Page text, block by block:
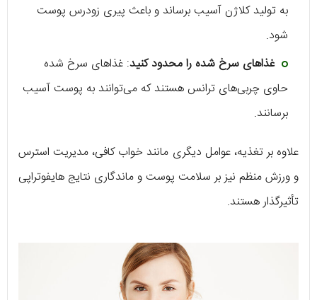
به تولید کلاژن آسیب برساند و باعث پیری زودرس پوست
شود.
غذاهای سرخ شده را محدود کنید: غذاهای سرخ شده
حاوی چربی‌های ترانس هستند که می‌توانند به پوست آسیب
برسانند.
علاوه بر تغذیه، عوامل دیگری مانند خواب کافی، مدیریت استرس
و ورزش منظم نیز بر سلامت پوست و ماندگاری نتایج هایفوتراپی
تأثیرگذار هستند.